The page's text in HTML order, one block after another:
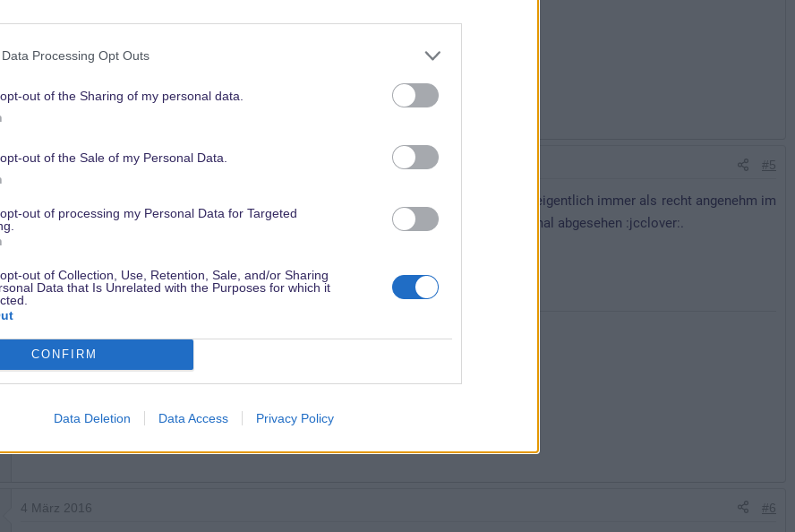
Processing Opt Outs
out of the Sharing of my personal data.
out of the Sale of my Personal Data.
out of processing my Personal Data for Targeted
out of Collection, Use, Retention, Sale, and/or Sharing
Data that Is Unrelated with the Purposes for which it
CONFIRM
Data Deletion Data Access Privacy Policy
25 Januar 2016 #5
. Swing into spring ist für mich neu. Ich empfand es eigentlich immer als recht angenehm im
Februar/März zu fahren, weil nichts besonderes im DLRP anlag, vom St. Patrick´s Day mal abgesehen :jcclover:.
Grüße,
Claudia
4 März 2016 #6